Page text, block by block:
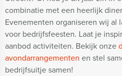
combinatie met een heerlijk
Evenementen organiseren wij al
voor bedrijfsfeesten. Laat je
aanbod activiteiten. Bekijk onze
avondarrangementen en stel
bedrijfsuitje samen!